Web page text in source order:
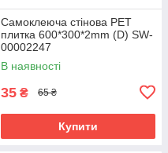
Самоклеюча стінова PET
плитка 600*300*2mm (D) SW-
00002247
В наявності
35 ₴ 65 ₴
Купити